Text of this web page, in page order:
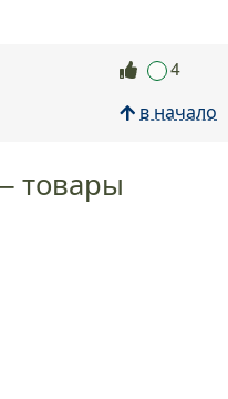
4
в начало
товары